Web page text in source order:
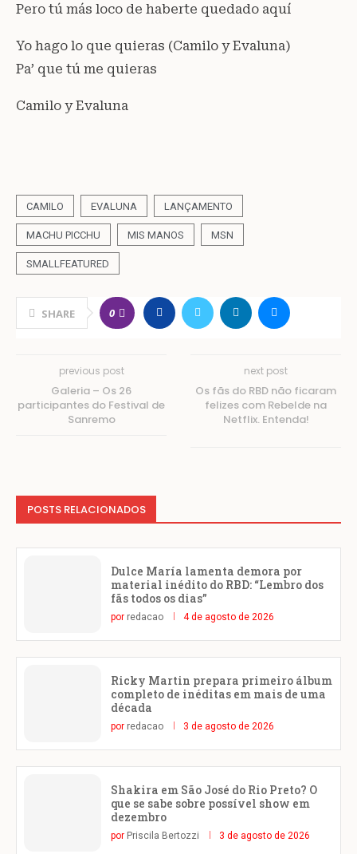
Pero tú más loco de haberte quedado aquí
Yo hago lo que quieras (Camilo y Evaluna)
Pa’ que tú me quieras
Camilo y Evaluna
CAMILO EVALUNA LANÇAMENTO
MACHU PICCHU MIS MANOS MSN
SMALLFEATURED
SHARE 0
previous post
Galeria – Os 26
participantes do Festival de
Sanremo
next post
Os fãs do RBD não ficaram
felizes com Rebelde na
Netflix. Entenda!
POSTS RELACIONADOS
Dulce María lamenta demora por
material inédito do RBD: “Lembro dos
fãs todos os dias”
por redacao 4 de agosto de 2026
Ricky Martin prepara primeiro álbum
completo de inéditas em mais de uma
década
por redacao 3 de agosto de 2026
Shakira em São José do Rio Preto? O
que se sabe sobre possível show em
dezembro
por Priscila Bertozzi 3 de agosto de 2026